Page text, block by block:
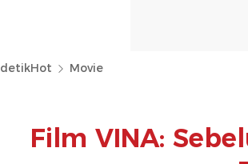
detikHot Movie
Film VINA: